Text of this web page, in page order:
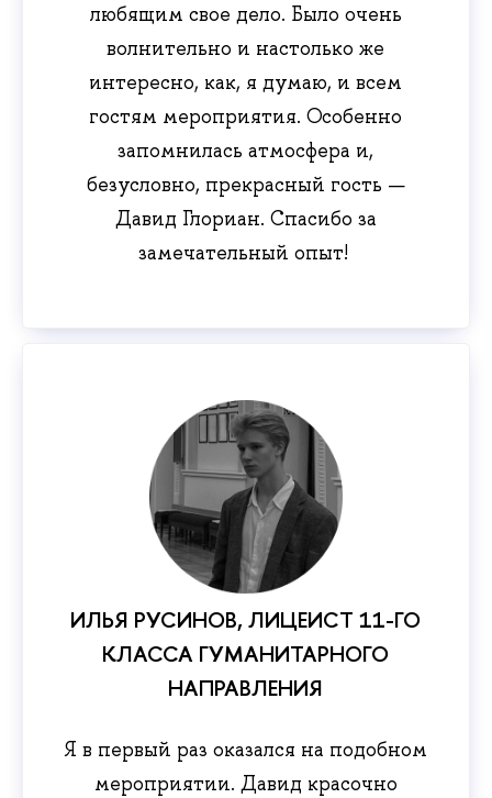
любящим свое дело. Было очень
волнительно и настолько же
интересно, как, я думаю, и всем
гостям мероприятия. Особенно
запомнилась атмосфера и,
безусловно, прекрасный гость —
Давид Глориан. Спасибо за
замечательный опыт!
ИЛЬЯ РУСИНОВ, ЛИЦЕИСТ 11-ГО
КЛАССА ГУМАНИТАРНОГО
НАПРАВЛЕНИЯ
Я в первый раз оказался на подобном
мероприятии. Давид красочно